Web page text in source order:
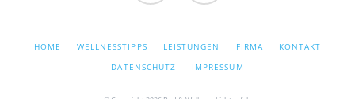
HOME WELLNESSTIPPS LEISTUNGEN FIRMA
KONTAKT
DATENSCHUTZ
IMPRESSUM